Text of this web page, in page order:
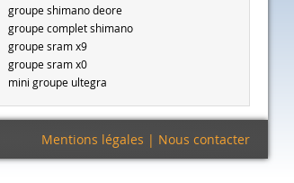
groupe shimano deore
groupe complet shimano
groupe sram x9
groupe sram x0
mini groupe ultegra
Mentions légales | Nous contacter